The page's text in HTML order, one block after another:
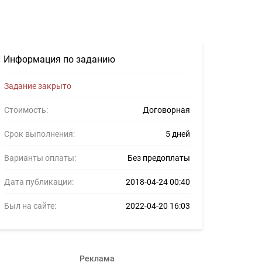
Информация по заданию
Задание закрыто
Стоимость: Договорная
Срок выполнения: 5 дней
Варианты оплаты: Без предоплаты
Дата публикации: 2018-04-24 00:40
Был на сайте: 2022-04-20 16:03
Реклама